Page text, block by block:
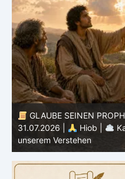
GLAUBE SEINEN
30.07.2026 |
Hiob |
ungerecht